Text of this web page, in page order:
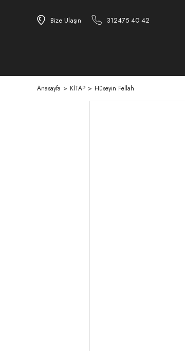
Bize Ulaşın 312475 40 42
Anasayfa KİTAP Hüseyin Fellah